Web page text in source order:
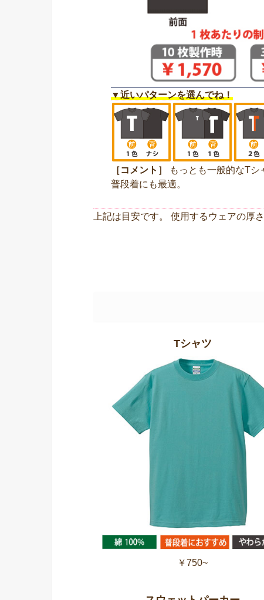
▼近いパターンを選んでね！
［コメント］
もっとも一般的なTシ
普段着にも最適。
上記は目安です。 使用するウェアの厚
Tシャツ
￥750~